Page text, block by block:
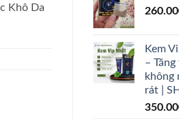
Kem
–
không
rát |
Khô Da